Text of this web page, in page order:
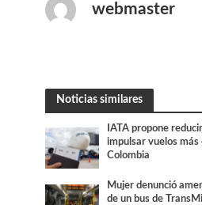
webmaster
Noticias similares
IATA propone
impulsar vuelos más
Colombia
Mujer denunció
de un bus de